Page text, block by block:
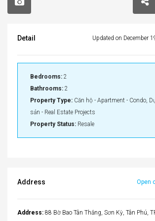
Detail Updated on December
Bedrooms: 2
Bathrooms: 2
Property Type: Căn hộ - Apartment - Condo,
sản - Real Estate Projects
Property Status: Resale
Address Open
Address: 88 Bờ Bao Tân Thắng, Sơn Kỳ, Tân Phú,